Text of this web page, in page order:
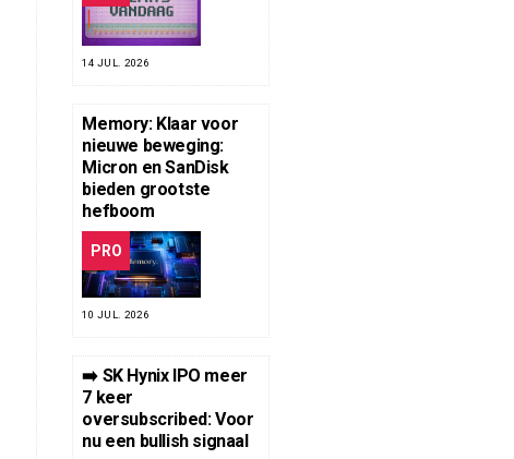
14 JUL. 2026
Memory: Klaar voor
nieuwe beweging:
Micron en SanDisk
bieden grootste
hefboom
PRO
10 JUL. 2026
➡️ SK Hynix IPO meer
7 keer
oversubscribed: Voor
nu een bullish signaal